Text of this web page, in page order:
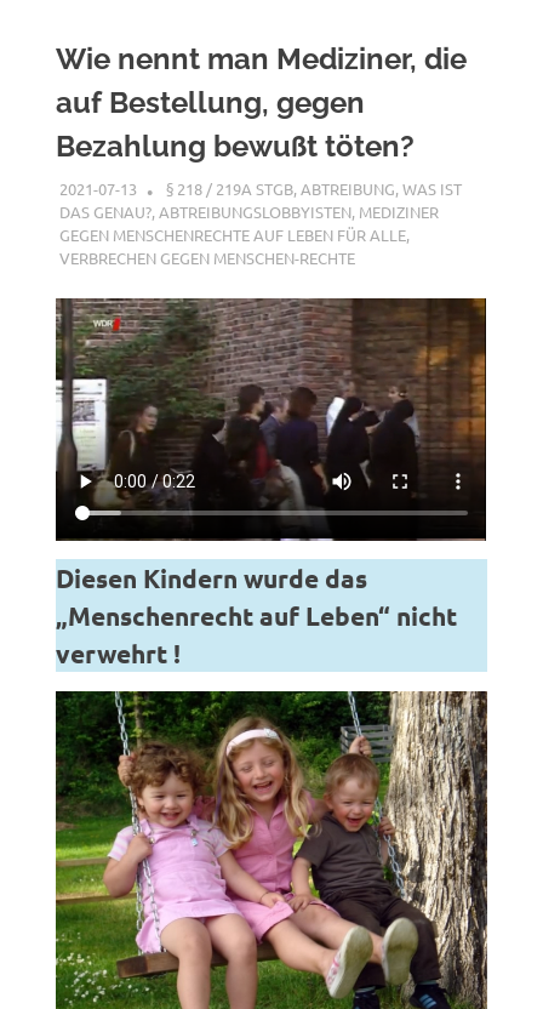
Wie nennt man Mediziner, die
auf Bestellung, gegen
Bezahlung bewußt töten?
2021-07-13 XX
§ 218 / 219A STGB,ABTREIBUNG, WAS IST
DAS GENAU?,ABTREIBUNGSLOBBYISTEN, MEDIZINER
GEGEN MENSCHENRECHTE AUF LEBEN FÜR ALLE,
VERBRECHEN GEGEN MENSCHEN-RECHTE
Diesen Kindern wurde das
„Menschenrecht auf Leben“ nicht
verwehrt !